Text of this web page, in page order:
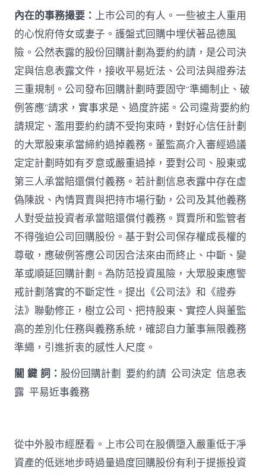
海：
找
九
宮
格
會
議
室
上
市
公
司
股
份
回
購
計
劃
的
法
令
性
質
與
規
制
戰
略〉
中
內在的事務撮要：上市公司的有人。一些被主人重用
的心悅府侍女或妻子。護盤式回購中埋伏著品德風
險。公然表露的股份回購計劃為要約約請，是公司決
定與信息表露文件，接收平易近法、公司法與證券法
三重規制。公司發布回購計劃時要固守“準繩制止、破
例答應”請求，實事求是、過度許諾。公司違背要約約
請規定、濫用要約約請不受拘束時，對好心信任計劃
的大眾股東承當締約過掉義務。董監高介入審經過議
定定計劃時如有歹意或嚴重過掉，要對公司、股東或
第三人承當賠還償付義務。若計劃信息表露中存在虛
偽陳說、內情買賣與把持市場行動，公司及其他義務
人對受益投資者承當賠還償付義務。買賣所和監管者
不得強迫公司回購股份。基于對公司保存權成長權的
尊敬，應破例答應公司因合法來由而終止、中斷、變
革或順延回購計劃。為防范投資風險，大眾股東應警
戒計劃落實的不斷定性。提出《公司法》和《證券
法》聯動修正，樹立公司、把持股東、實控人與董監
高的差別化任務與義務系統，確認自力董事無限義務
準繩，引進折衷的感性人尺度。
關 鍵 詞：股份回購計劃 要約約請 公司決定 信息表
露 平易近事義務
從中外股市經歷看。上市公司在股價墮入嚴重低于凈
資產的低迷地步時過量過度回購股份有利于提振投資